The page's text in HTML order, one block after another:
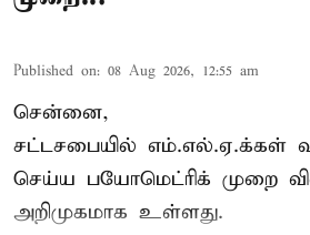
Published on: 08 Aug 2026, 12:55 am
சென்னை,
சட்டசபையில் எம்.எல்.ஏ.க்கள்
செய்ய பயோமெட்ரிக் முறை
அறிமுகமாக உள்ளது.